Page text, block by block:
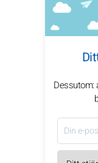
Dessutom: